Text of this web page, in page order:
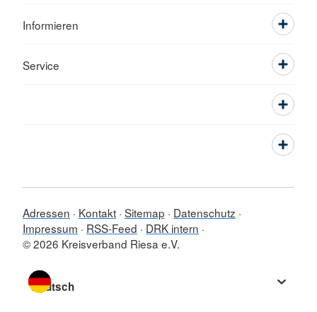
Informieren
Service
Adressen Kontakt Sitemap
Datenschutz
Impressum
RSS-Feed
DRK intern
© 2026 Kreisverband Riesa e.V.
Sprache wechseln zu